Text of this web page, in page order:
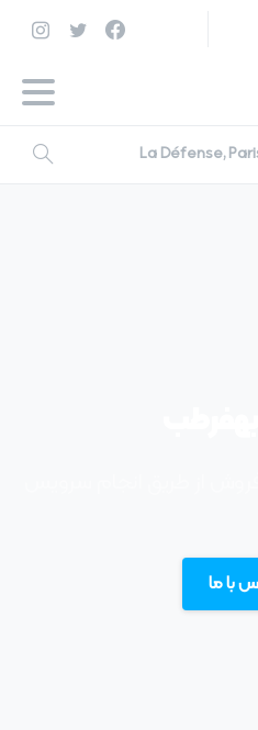
La Défense,
با ما